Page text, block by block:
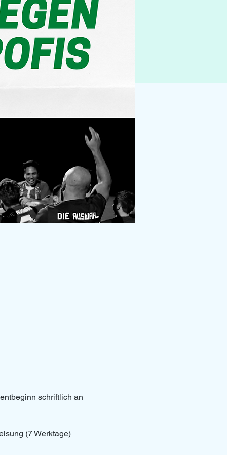
schriftlich an
(7 Werktage)